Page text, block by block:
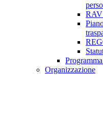
RAV
Organizzazione